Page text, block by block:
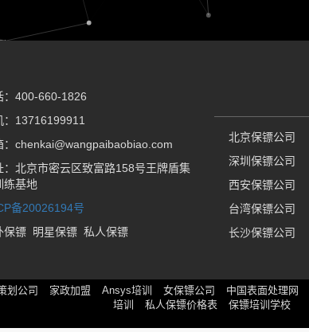
：400-660-1826
：13716199911
：chenkai@wangpaibaobiao.com
：北京市密云区致富路158号王牌盾集
练基地
备20026194号
保镖
明星保镖 私人保镖
北京保镖公司
深圳保镖公司
西安保镖公司
台湾保镖公司
长沙保镖公司
划公司 家政加盟 Ansys培训 女保镖公司 中国表面处理网
培训
私人保镖价格表 保镖培训学校